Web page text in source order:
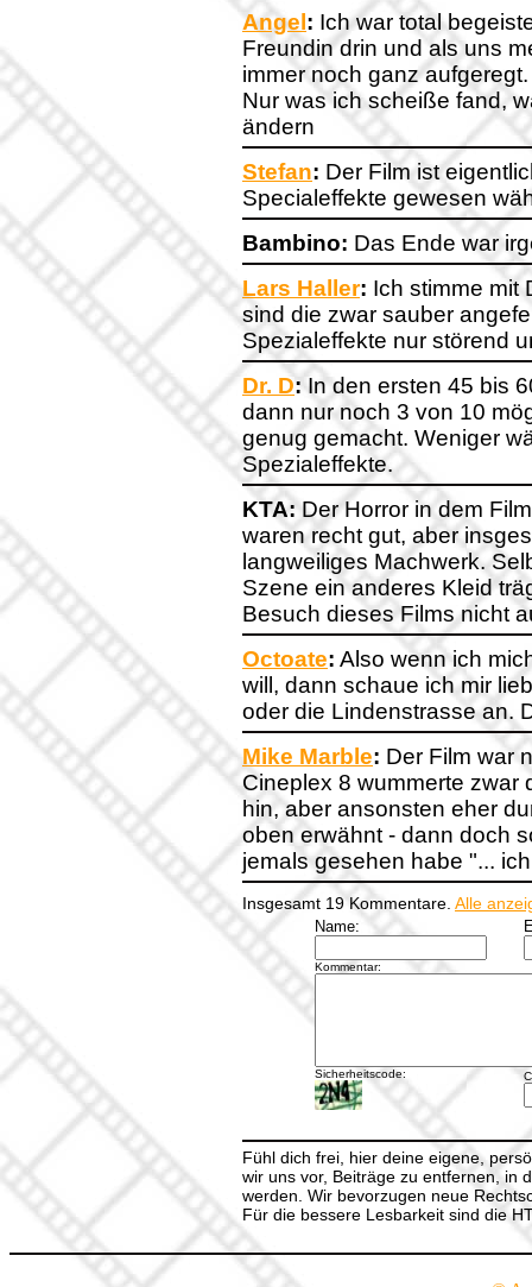
Angel : Ich war total
Freundin drin und als uns
immer noch ganz
Nur was ich scheiße fand,
ändern
Stefan: Der Film ist
Specialeffekte gewesen
Bambino: Das Ende war
Lars Haller: Ich stimme mit
sind die zwar sauber
Spezialeffekte nur störend
Dr. D: In den ersten 45 bis
dann nur noch 3 von 10
genug gemacht. Weniger
Spezialeffekte.
KTA:Der Horror in dem
waren recht gut, aber
langweiliges Machwerk.
Szene ein anderes Kleid
Besuch dieses Films nicht
Octoate: Also wenn ich
will, dann schaue ich mir
oder die Lindenstrasse an.
Mike Marble: Der Film war
Cineplex 8 wummerte zwar
hin, aber ansonsten eher
oben erwähnt - dann doch
jemals gesehen habe "...
Insgesamt 19 Kommentare. Alle
Name:
Kommentar:
Sicherheitscode:
Fühl dich frei, hier deine eigene,
wir uns vor, Beiträge zu entfernen, in
werden. Wir bevorzugen neue
Für die bessere Lesbarkeit sind die